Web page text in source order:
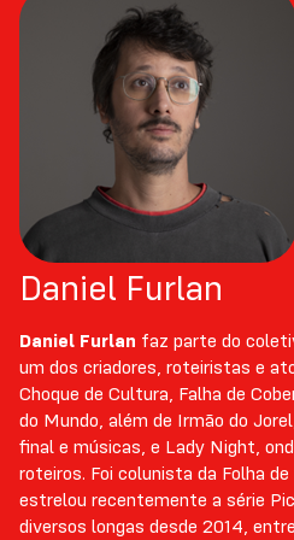
Daniel Furlan
Daniel Furlan faz parte do
um dos criadores, roteiristas e
Choque de Cultura, Falha de
do Mundo, além de Irmão do
final e músicas, e Lady Night,
roteiros. Foi colunista da Folha
estrelou recentemente a série
diversos longas desde 2014,